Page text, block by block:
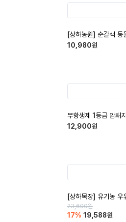
[상하농원] 순갈색 동
10,980원
무항생제 1등급 암퇘
12,900원
[상하목장] 유기농 우
23,600원
17% 19,588원